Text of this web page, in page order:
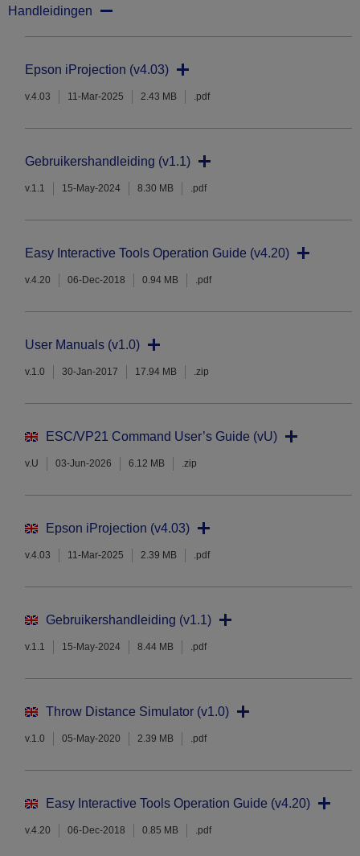
Handleidingen
Epson iProjection (v4.03)
v.4.03 11-Mar-2025 2.43 MB .pdf
Gebruikershandleiding (v1.1)
v.1.1 15-May-2024 8.30 MB .pdf
Easy Interactive Tools Operation Guide (v4.20)
v.4.20 06-Dec-2018 0.94 MB .pdf
User Manuals (v1.0)
v.1.0 30-Jan-2017 17.94 MB .zip
ESC/VP21 Command User’s Guide (vU)
v.U 03-Jun-2026 6.12 MB .zip
Epson iProjection (v4.03)
v.4.03 11-Mar-2025 2.39 MB .pdf
Gebruikershandleiding (v1.1)
v.1.1 15-May-2024 8.44 MB .pdf
Throw Distance Simulator (v1.0)
v.1.0 05-May-2020 2.39 MB .pdf
Easy Interactive Tools Operation Guide (v4.20)
v.4.20 06-Dec-2018 0.85 MB .pdf